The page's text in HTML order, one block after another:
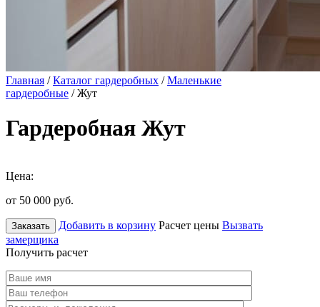
Главная /Каталог гардеробных /Маленькие
гардеробные / Жут
Гардеробная Жут
Цена:
от 50 000 руб.
Заказать Добавить в корзину Расчет цены Вызвать
замерщика
Получить расчет